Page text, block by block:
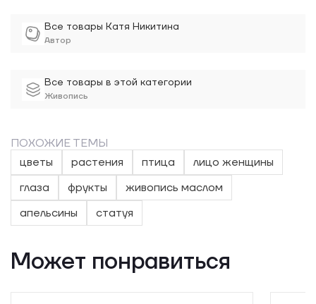
Все товары Катя Никитина
Автор
Все товары в этой категории
Живопись
ПОХОЖИЕ ТЕМЫ
цветы
растения птица
лицо женщины
глаза
фрукты
живопись маслом
апельсины
статуя
Может понравиться